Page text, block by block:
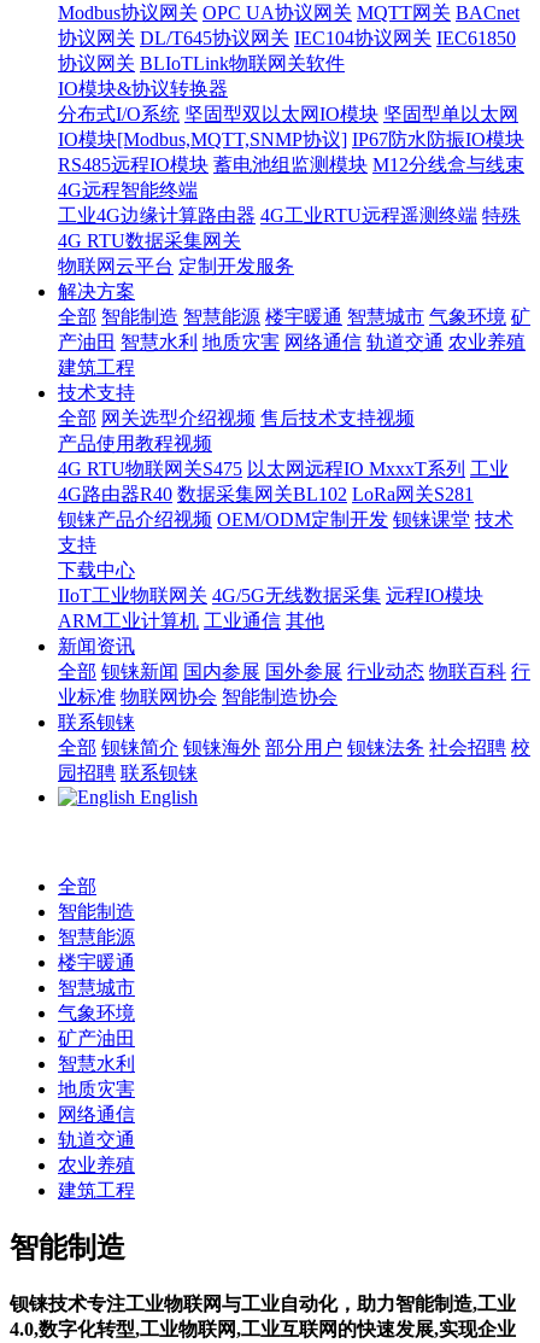
Modbus协议网关 OPC UA协议网关 MQTT网关 BACnet
协议网关 DL/T645协议网关 IEC104协议网关 IEC61850
协议网关 BLIoTLink物联网关软件
IO模块&协议转换器
分布式I/O系统 坚固型双以太网IO模块 坚固型单以太网
IO模块[Modbus,MQTT,SNMP协议] IP67防水防振IO模块
RS485远程IO模块 蓄电池组监测模块 M12分线盒与线束
4G远程智能终端
工业4G边缘计算路由器 4G工业RTU远程遥测终端 特殊
4G RTU数据采集网关
物联网云平台 定制开发服务
解决方案
全部 智能制造 智慧能源 楼宇暖通 智慧城市 气象环境 矿
产油田 智慧水利 地质灾害 网络通信 轨道交通 农业养殖
建筑工程
技术支持
全部 网关选型介绍视频 售后技术支持视频
产品使用教程视频
4G RTU物联网关S475 以太网远程IO MxxxT系列 工业
4G路由器R40 数据采集网关BL102 LoRa网关S281
钡铼产品介绍视频 OEM/ODM定制开发 钡铼课堂 技术
支持
下载中心
IIoT工业物联网关 4G/5G无线数据采集 远程IO模块
ARM工业计算机 工业通信 其他
新闻资讯
全部 钡铼新闻 国内参展 国外参展 行业动态 物联百科 行
业标准 物联网协会 智能制造协会
联系钡铼
全部 钡铼简介 钡铼海外 部分用户 钡铼法务 社会招聘 校
园招聘 联系钡铼
English
全部
智能制造
智慧能源
楼宇暖通
智慧城市
气象环境
矿产油田
智慧水利
地质灾害
网络通信
轨道交通
农业养殖
建筑工程
智能制造
钡铼技术专注工业物联网与工业自动化，助力智能制造,工业
4.0,数字化转型,工业物联网,工业互联网的快速发展,实现企业